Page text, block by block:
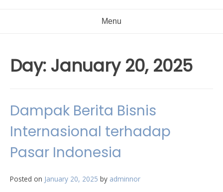
Menu
Day: January 20, 2025
Dampak Berita Bisnis
Internasional terhadap
Pasar Indonesia
Posted on January 20, 2025 by adminnor